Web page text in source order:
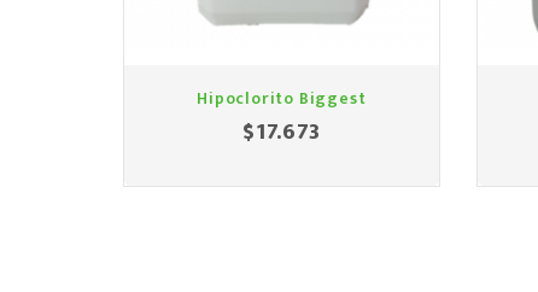
Hipoclorito Biggest
$17.673